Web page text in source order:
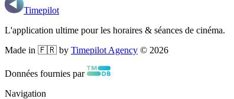
Timepilot
L'application ultime pour les horaires & séances de cinéma.
Made in 🇫🇷 by Timepilot Agency © 2026
Données fournies par
Navigation